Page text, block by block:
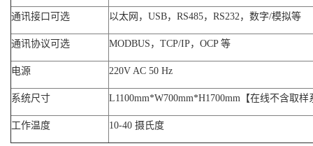
通讯接口可选 以太网，USB，RS485，RS232，数字/模拟等
通讯协议可选 MODBUS，TCP/IP，OCP 等
电源 220V AC 50 Hz
系统尺寸 L1100mm*W700mm*H1700mm【在线不含取
工作温度 10-40 摄氏度